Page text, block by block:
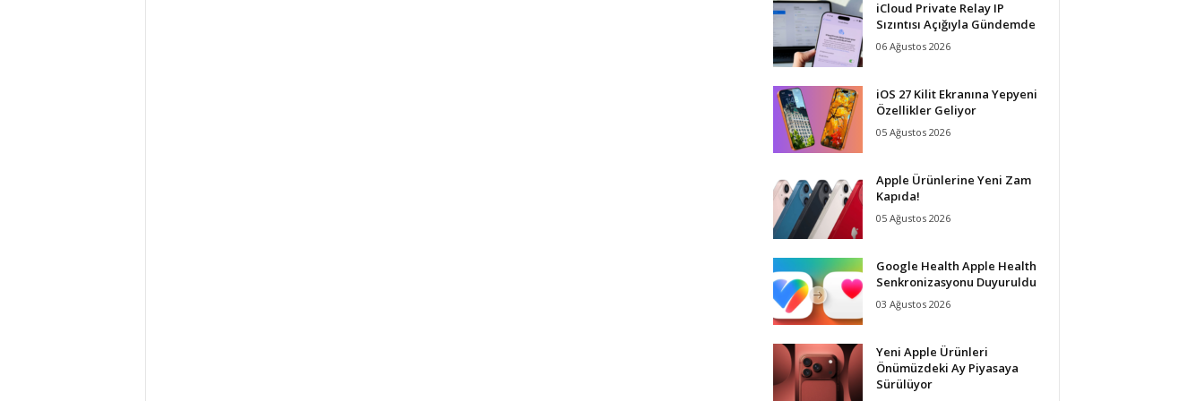
iCloud Private Relay IP
Sızıntısı Açığıyla Gündemde
06 Ağustos 2026
iOS 27 Kilit Ekranına Yepyeni
Özellikler Geliyor
05 Ağustos 2026
Apple Ürünlerine Yeni Zam
Kapıda!
05 Ağustos 2026
Google Health Apple Health
Senkronizasyonu Duyuruldu
03 Ağustos 2026
Yeni Apple Ürünleri
Önümüzdeki Ay Piyasaya
Sürülüyor